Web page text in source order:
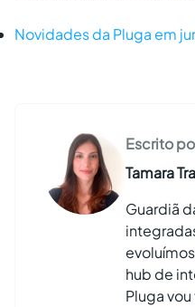
Novidades da Pluga em
Escrito
Tamara
Guardiã
hub de
Pluga